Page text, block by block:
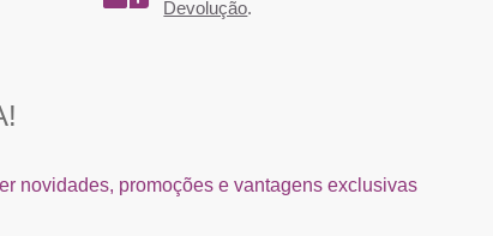
Devolução.